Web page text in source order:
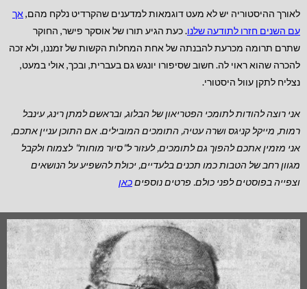
לאורך ההיסטוריה יש לא מעט דוגמאות למדענים שהקרדיט נלקח מהם, אך
עם השנים חזרו לתודעה שלנו. כעת הגיע תורו של אוסקר פישר, החוקר
שתרם תרומה מכרעת להבנתה של אחת המחלות הקשות של זמננו, ולא זכה
להכרה שהוא ראוי לה. חשוב שסיפורו יונגש גם בעברית, ובכך, אולי במעט,
נצליח לתקן עוול היסטורי.
אני רוצה להודות לתומכי הפטריאון של הבלוג, ובראשם למתן רינג, עינבל
רמות, מייקל קניגס ושרה עטיה, התומכים המובילים.אם התוכן עניין אתכם,
אני מזמין אתכם להפוך גם לתומכים, לעזור ל"סיור מוחות" לצמוח ולקבל
מגוון רחב של הטבות כמו תכנים בלעדיים, יכולת להשפיע על הנושאים
וצפייה בפוסטים לפני כולם. פרטים נוספיםכאן